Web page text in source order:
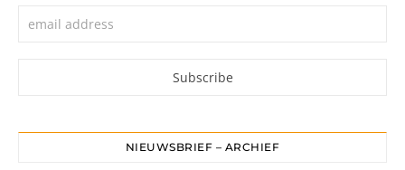
NIEUWSBRIEF – ARCHIEF